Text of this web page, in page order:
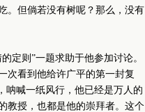
。但倘若没有树呢？那么，没有
则”一题求助于他参加讨论。
次看到他给许广平的第一封复
呐喊一纸风行，他已经是万人的
教授，也都是他的崇拜者。这个